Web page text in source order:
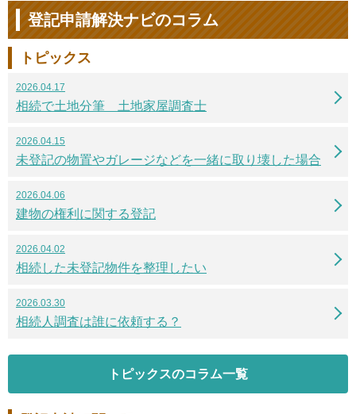
登記申請解決ナビのコラム
トピックス
2026.04.17
相続で土地分筆 土地家屋調査士
2026.04.15
未登記の物置やガレージなどを一緒に取り壊した場合
2026.04.06
建物の権利に関する登記
2026.04.02
相続した未登記物件を整理したい
2026.03.30
相続人調査は誰に依頼する？
トピックスのコラム一覧